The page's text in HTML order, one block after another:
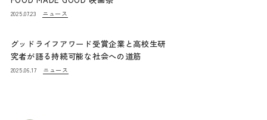
2025.07.23 ニュース
グッドライフアワード受賞企業と高校生研
究者が語る持続可能な社会への道筋
2025.06.17 ニュース